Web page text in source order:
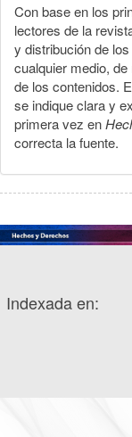
Con base en los
lectores de la
y distribución de
cualquier medio,
de los contenidos.
se indique clara y
primera vez en
correcta la fuente.
Indexada en: